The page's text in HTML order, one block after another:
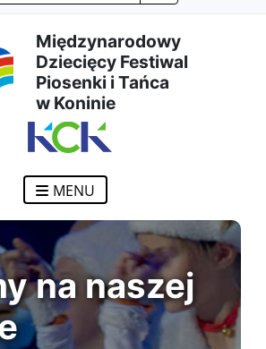
Międzynarodowy
Dziecięcy Festiwal
Piosenki i Tańca
w Koninie
MENU
na naszej